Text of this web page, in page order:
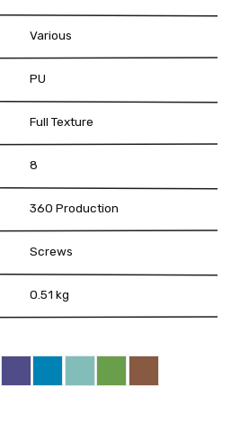
Various
PU
Full Texture
8
360 Production
Screws
0.51 kg
3000
RAL 4003
US Purple S4050 - R60B/M
Blue RAL 5015
Mint RAL 6027Brown RAL